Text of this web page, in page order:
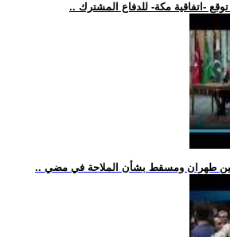
بين طهران ومسقط بشأن الملاحة في مضي